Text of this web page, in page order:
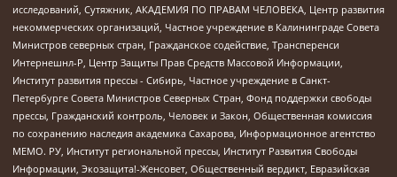
исследований, Сутяжник, АКАДЕМИЯ ПО ПРАВАМ ЧЕЛОВЕКА, Центр развития
некоммерческих организаций, Частное учреждение в Калининграде Совета
Министров северных стран, Гражданское содействие, Трансперенси
Интернешнл-Р, Центр Защиты Прав Средств Массовой Информации,
Институт развития прессы - Сибирь, Частное учреждение в Санкт-
Петербурге Совета Министров Северных Стран, Фонд поддержки свободы
прессы, Гражданский контроль, Человек и Закон, Общественная комиссия
по сохранению наследия академика Сахарова, Информационное агентство
МЕМО. РУ, Институт региональной прессы, Институт Развития Свободы
Информации, Экозащита!-Женсовет, Общественный вердикт, Евразийская